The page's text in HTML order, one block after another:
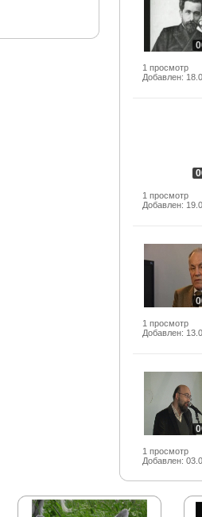
1 просмотр
Добавлен:
1 просмотр
Добавлен:
1 просмотр
Добавлен:
1 просмотр
Добавлен: